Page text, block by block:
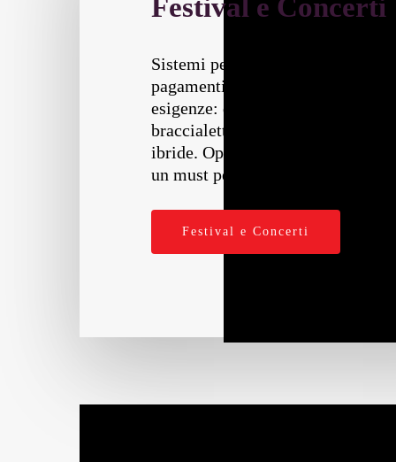
Festival e Concerti
Sistemi per controllo accessi e
pagamenti cashless per tutte le
esigenze: dal cashless con
braccialetto RFID alle soluzioni
ibride. Oppure token
un must per ogni festival!
Festival e Concerti